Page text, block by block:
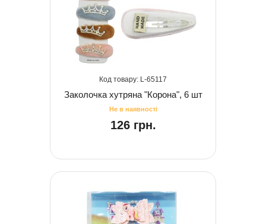
65117
Заколочка хутряна "Корона", 6 шт
126 грн.